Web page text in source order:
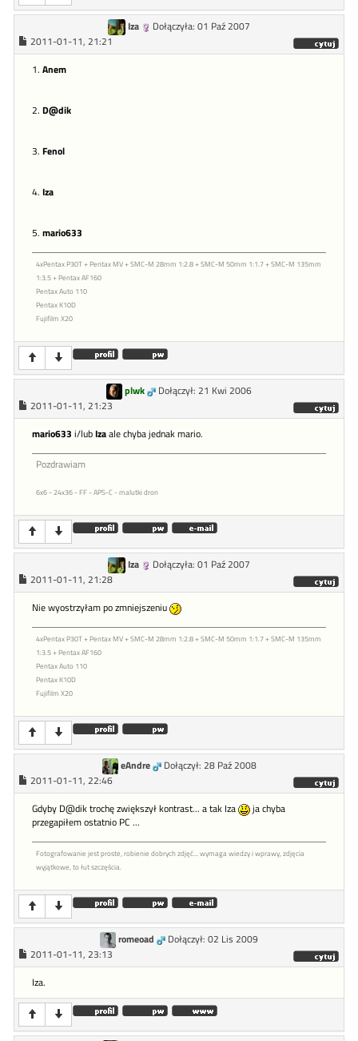
Iza
Dołączyła: 01 Paź 2007
2011-01-11, 21:21
1. Anem
2. D@dik
3. Fenol
4. Iza
5. mario633
4xPentax P30T + Pentax MV + SMC-M 28mm 1:2.8 + SMC-M 50mm 1:1.7 + SMC-M 135mm
1:3.5 + Pentax AF160
Pentax Auto 110
Pentax K10D
Fujifilm X20
plwk
Dołączył: 21 Kwi 2006
2011-01-11, 21:23
mario633 i/lubIzaale chyba jednak mario.
Pozdrawiam
6x6 - 24x36 - FF - APS-C - malutki dron
Iza
Dołączyła: 01 Paź 2007
2011-01-11, 21:28
Nie wyostrzyłam po zmniejszeniu
4xPentax P30T + Pentax MV + SMC-M 28mm 1:2.8 + SMC-M 50mm 1:1.7 + SMC-M 135mm
1:3.5 + Pentax AF160
Pentax Auto 110
Pentax K10D
Fujifilm X20
eAndre
Dołączył: 28 Paź 2008
2011-01-11, 22:46
Gdyby D@dik trochę zwiększył kontrast... a tak Iza
ja chyba
przegapiłem ostatnio PC ...
Fotografowanie jest proste, robienie dobrych zdjęć... wymaga wiedzy i wprawy, zdjęcia
wyjątkowe, to łut szczęścia.
romeoad
Dołączył: 02 Lis 2009
2011-01-11, 23:13
Iza.